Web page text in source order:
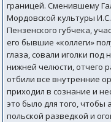
границей. Сменившему
Мордовской культуры
Пензенского губчека,
его бывшие «коллеги»
глаза, совали иголки
нижней челюсти, отчего
отбили все внутренние
приходил в сознание и
это было для того, чтобы
польской разведкой и